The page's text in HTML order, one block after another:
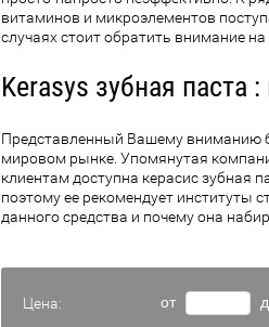
витаминов и микроэлементов
случаях стоит обратить внимание
Kerasys зубная паста
Представленный Вашему вниманию
мировом рынке. Упомянутая
клиентам доступна керасис
поэтому ее рекомендует институты
данного средства и почему она
Цена: от